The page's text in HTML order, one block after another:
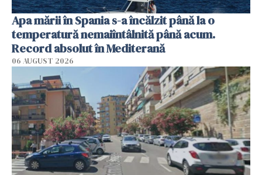
Apa mării în Spania s-a încălzit până la o
temperatură nemaiîntâlnită până acum.
Record absolut în Mediterană
06 AUGUST 2026